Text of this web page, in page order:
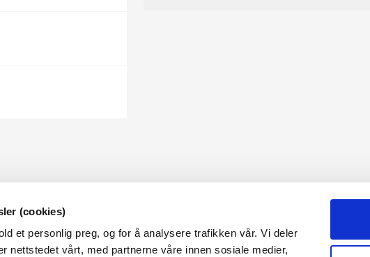
(cookies)
et personlig preg, og for å analysere trafikken vår. Vi deler
nettstedet vårt, med partnerne våre innen sosiale medier,